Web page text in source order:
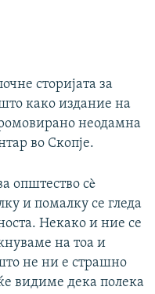
сторијата за
како издание на
неодамна
во Скопје.
општество сè
и помалку се гледа
Некако и ние се
на тоа и
не ни е страшно
видиме дека полека